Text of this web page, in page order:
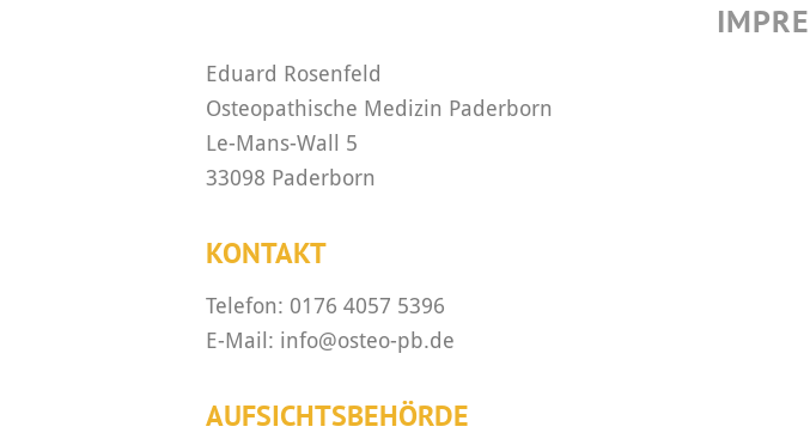
Eduard Rosenfeld
Osteopathische Medizin Paderborn
Le-Mans-Wall 5
33098 Paderborn
KONTAKT
Telefon: 0176 4057 5396
E-Mail: info@osteo-pb.de
AUFSICHTSBEHÖRDE